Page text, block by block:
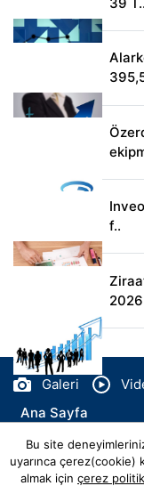
f..
Galeri
Ana Sayfa
İletişim
Bu site
uyarınca çerez(cookie)
almak için çerez